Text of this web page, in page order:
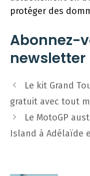
protéger des
Abonnez-
newsletter
Navigation
des
Le kit Grand
gratuit avec tout
Le MotoGP
Island à Adélaïde